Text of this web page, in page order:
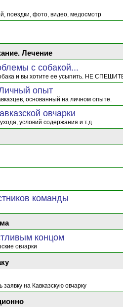
поездки, фото, видео, медосмотр
Лечение
с собакой...
и вы хотите ее усыпить. НЕ
опыт
основанный на личном опыте.
овчарки
условий содержания и т.д
команды
концом
овчарки
на Кавказскую овчарку